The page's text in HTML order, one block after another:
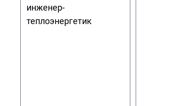
инженер-
теплоэнергетик